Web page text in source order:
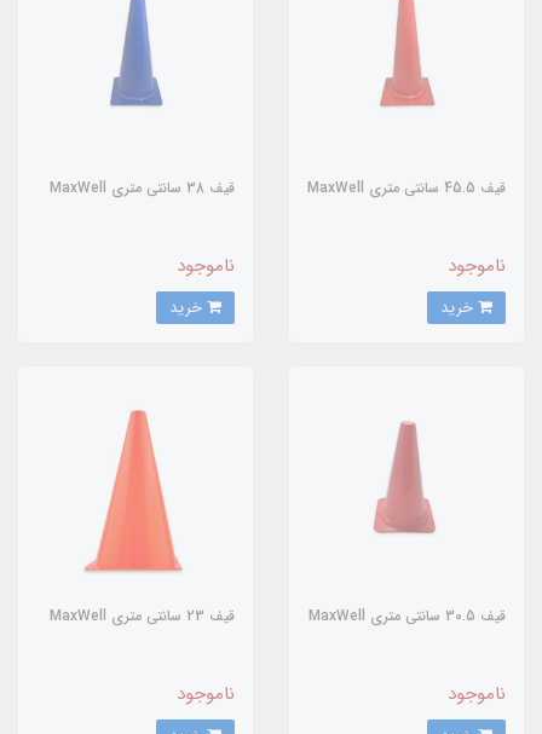
قيف 45.5 سانتي متري MaxWell
ناموجود
قيف 38 سانتي متري MaxWell
ناموجود
قيف 30.5 سانتي متري MaxWell
ناموجود
قيف 23 سانتي متري MaxWell
ناموجود